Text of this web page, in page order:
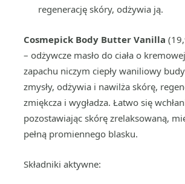
regenerację skóry, odżywia ją.
Cosmepick Body Butter Vanilla
– odżywcze masło do ciała o
zapachu niczym ciepły waniliowy
zmysły, odżywia i nawilża skórę,
zmiękcza i wygładza. Łatwo się
pozostawiając skórę zrelaksowaną,
pełną promiennego blasku.
Składniki aktywne: